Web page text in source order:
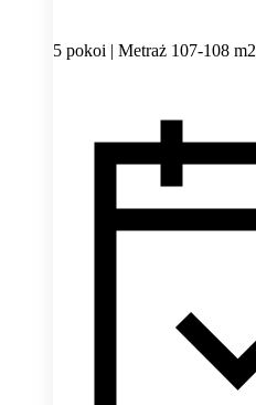
5 pokoi | Metraż 107-108 m2